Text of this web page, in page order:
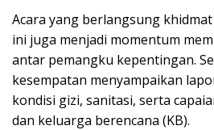
Acara yang berlangsung
ini juga menjadi momentum
antar pemangku kepentingan.
kesempatan menyampaikan
kondisi gizi, sanitasi, serta
dan keluarga berencana (KB).